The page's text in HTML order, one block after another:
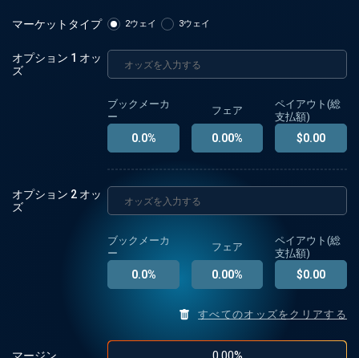
マーケットタイプ 2ウェイ 3ウェイ
オプション 1 オッ
ズ
ブックメーカ
ー
フェア
ペイアウト(総
支払額)
0.0% 0.00% $0.00
オプション 2 オッ
ズ
ブックメーカ
ー
フェア
ペイアウト(総
支払額)
0.0% 0.00% $0.00
すべてのオッズをクリアする